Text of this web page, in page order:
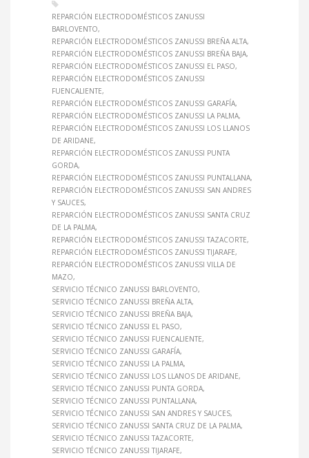
REPARCIÓN ELECTRODOMÉSTICOS ZANUSSI
BARLOVENTO
REPARCIÓN ELECTRODOMÉSTICOS ZANUSSI BREÑA ALTA
REPARCIÓN ELECTRODOMÉSTICOS ZANUSSI BREÑA BAJA
REPARCIÓN ELECTRODOMÉSTICOS ZANUSSI EL PASO
REPARCIÓN ELECTRODOMÉSTICOS ZANUSSI
FUENCALIENTE
REPARCIÓN ELECTRODOMÉSTICOS ZANUSSI GARAFÍA
REPARCIÓN ELECTRODOMÉSTICOS ZANUSSI LA PALMA
REPARCIÓN ELECTRODOMÉSTICOS ZANUSSI LOS LLANOS
DE ARIDANE
REPARCIÓN ELECTRODOMÉSTICOS ZANUSSI PUNTA
GORDA
REPARCIÓN ELECTRODOMÉSTICOS ZANUSSI PUNTALLANA
REPARCIÓN ELECTRODOMÉSTICOS ZANUSSI SAN ANDRES
Y SAUCES
REPARCIÓN ELECTRODOMÉSTICOS ZANUSSI SANTA CRUZ
DE LA PALMA
REPARCIÓN ELECTRODOMÉSTICOS ZANUSSI TAZACORTE
REPARCIÓN ELECTRODOMÉSTICOS ZANUSSI TIJARAFE
REPARCIÓN ELECTRODOMÉSTICOS ZANUSSI VILLA DE
MAZO
SERVICIO TÉCNICO ZANUSSI BARLOVENTO
SERVICIO TÉCNICO ZANUSSI BREÑA ALTA
SERVICIO TÉCNICO ZANUSSI BREÑA BAJA
SERVICIO TÉCNICO ZANUSSI EL PASO
SERVICIO TÉCNICO ZANUSSI FUENCALIENTE
SERVICIO TÉCNICO ZANUSSI GARAFÍA
SERVICIO TÉCNICO ZANUSSI LA PALMA
SERVICIO TÉCNICO ZANUSSI LOS LLANOS DE ARIDANE
SERVICIO TÉCNICO ZANUSSI PUNTA GORDA
SERVICIO TÉCNICO ZANUSSI PUNTALLANA
SERVICIO TÉCNICO ZANUSSI SAN ANDRES Y SAUCES
SERVICIO TÉCNICO ZANUSSI SANTA CRUZ DE LA PALMA
SERVICIO TÉCNICO ZANUSSI TAZACORTE
SERVICIO TÉCNICO ZANUSSI TIJARAFE